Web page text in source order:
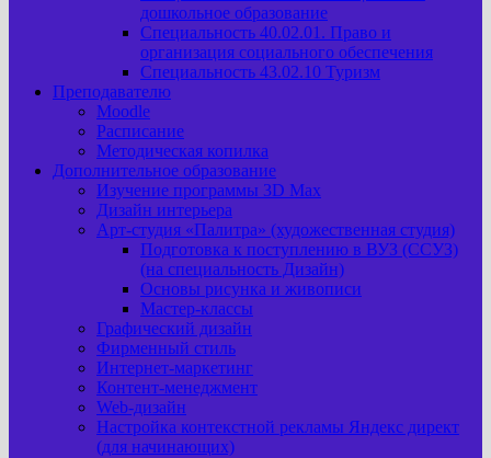
дошкольное образование
Специальность 40.02.01. Право и
организация социального обеспечения
Специальность 43.02.10 Туризм
Преподавателю
Moodle
Расписание
Методическая копилка
Дополнительное образование
Изучение программы 3D Max
Дизайн интерьера
Арт-cтудия «Палитра» (художественная студия)
Подготовка к поступлению в ВУЗ (ССУЗ)
(на специальность Дизайн)
Основы рисунка и живописи
Мастер-классы
Графический дизайн
Фирменный стиль
Интернет-маркетинг
Контент-менеджмент
Web-дизайн
Настройка контекстной рекламы Яндекс директ
(для начинающих)